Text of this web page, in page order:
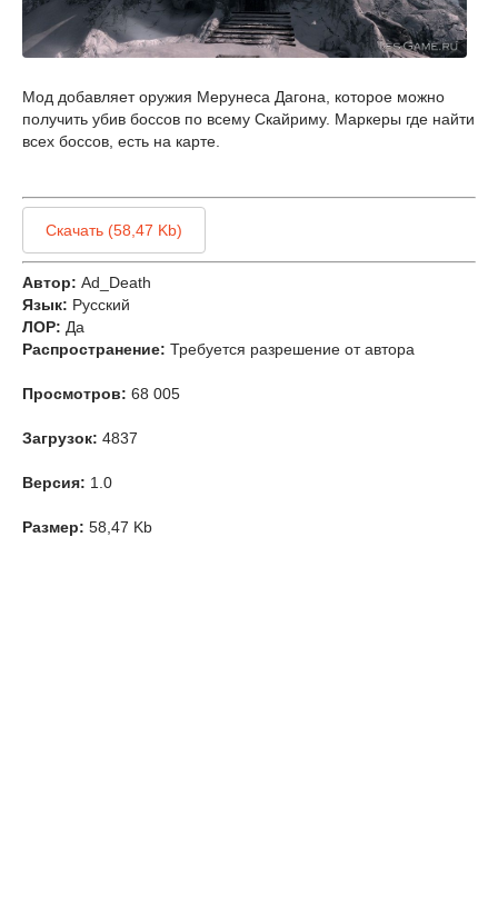
Мод добавляет оружия Мерунеса Дагона, которое можно
получить убив боссов по всему Скайриму. Маркеры где найти
всех боссов, есть на карте.
Скачать (58,47 Kb)
Автор: Ad_Death
Язык: Русский
ЛОР: Да
Распространение: Требуется разрешение от автора
Просмотров: 68 005
Загрузок: 4837
Версия: 1.0
Размер: 58,47 Kb